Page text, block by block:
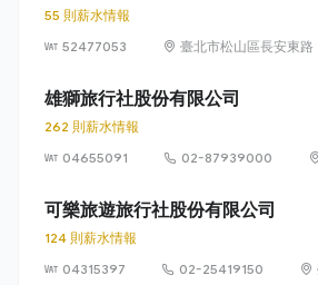
55 則薪水情報
52477053
臺北市松山區長安東路
雄獅旅行社股份有限公司
262 則薪水情報
04655091
02-87939000
可樂旅遊旅行社股份有限公司
124 則薪水情報
04315397
02-25419150